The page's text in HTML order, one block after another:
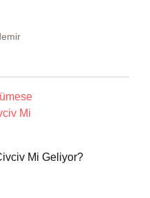
Mi Geliyor?